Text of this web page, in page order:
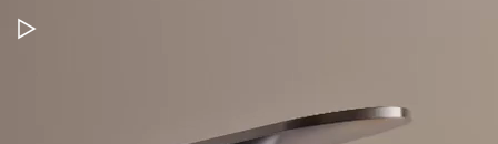
Metti in pausa il video